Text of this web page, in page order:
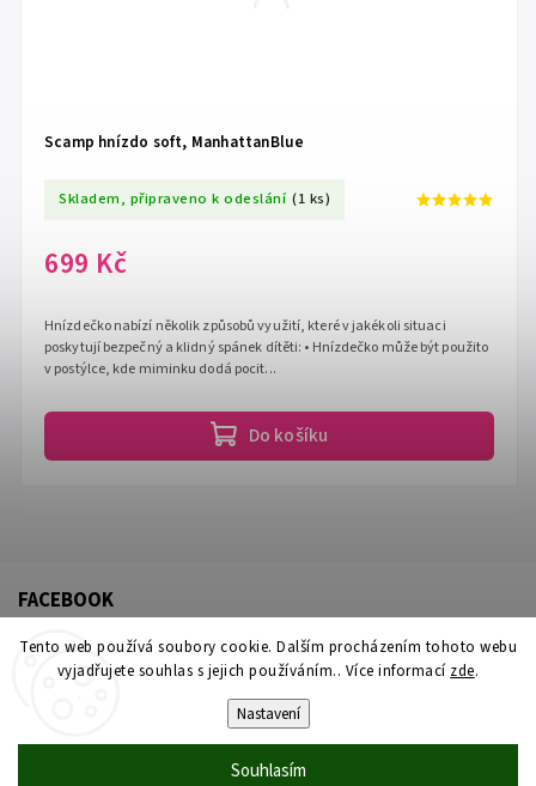
Tento web používá soubory cookie. Dalším procházením tohoto webu
vyjadřujete souhlas s jejich používáním.. Více informací zde.
Nastavení
Souhlasím
Scamp hnízdo soft, ManhattanBlue
Skladem, připraveno k odeslání (1 ks)
699 Kč
Do košíku
Hnízdečko nabízí několik způsobů využití, které v jakékoli situaci
poskytují bezpečný a klidný spánek dítěti: • Hnízdečko může být použito
v postýlce, kde miminku dodá pocit...
FACEBOOK